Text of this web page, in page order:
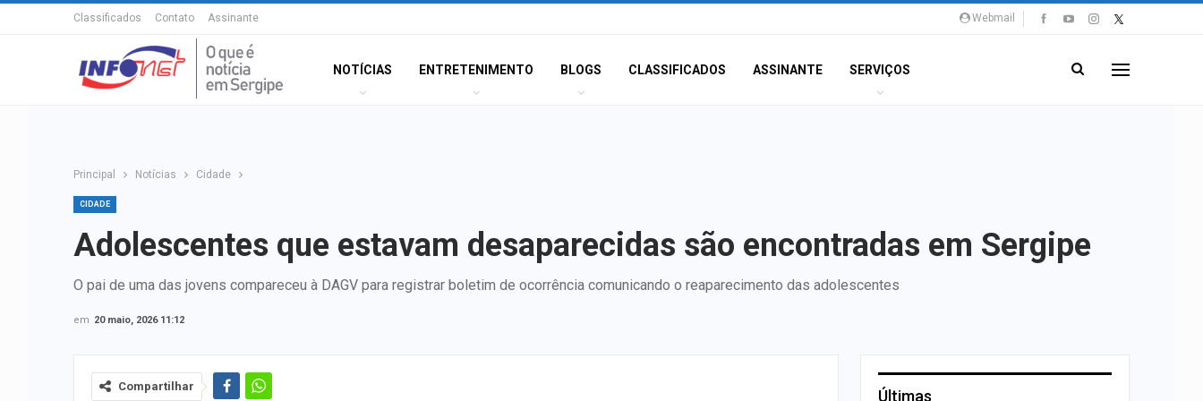
Webmail
Classificados Contato Assinante
NOTÍCIAS ENTRETENIMENTO BLOGS CLASSIFICADOS ASSINANTE SERVIÇOS
Principal Notícias Cidade
CIDADE
Adolescentes que estavam desaparecidas são encontradas em Sergipe
O pai de uma das jovens compareceu à DAGV para registrar boletim de ocorrência comunicando o reaparecimento das adolescentes
em 20 maio, 2026 11:12
Compartilhar
Últimas